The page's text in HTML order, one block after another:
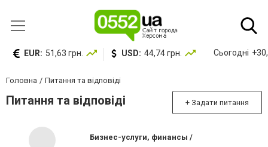
EUR: 51,63 грн. USD: 44,74 грн. Сьогодні
Головна Питання та відповіді
Питання та відповіді + Задати питання
Бизнес-услуги, финансы /